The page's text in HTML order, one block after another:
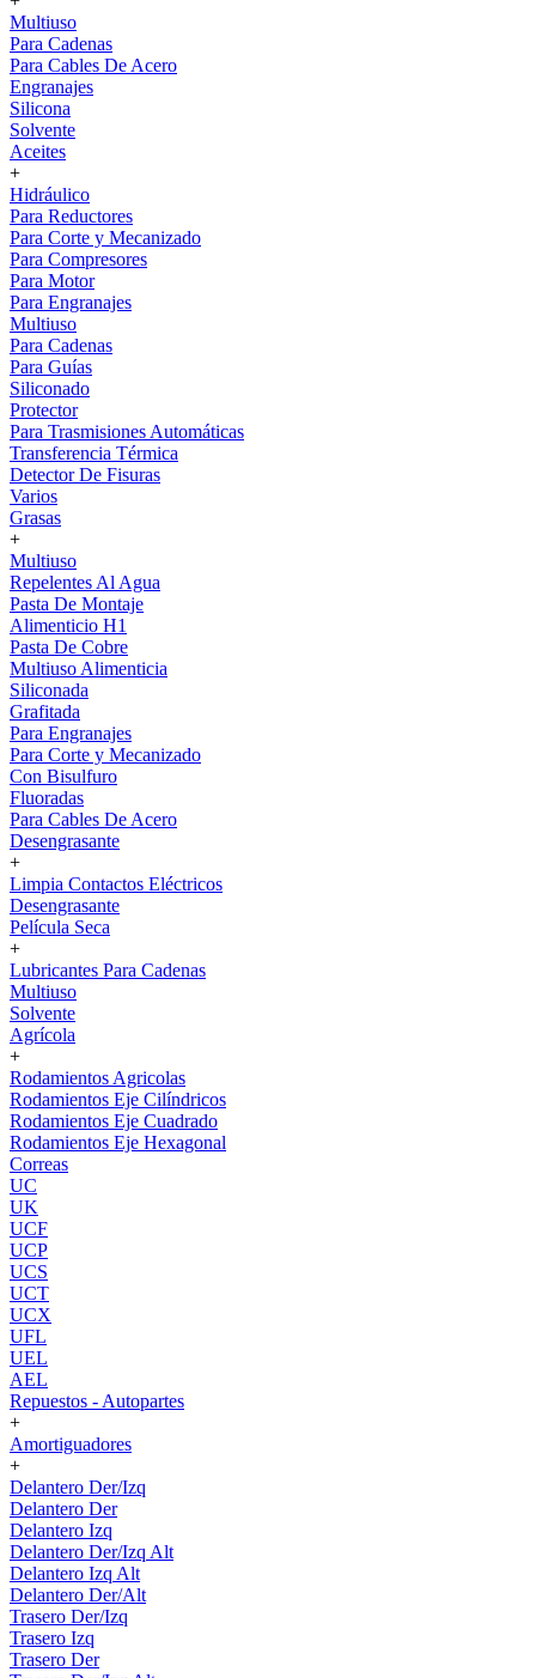
Multiuso
Para Cadenas
Para Cables De Acero
Engranajes
Silicona
Solvente
Aceites
+
Hidráulico
Para Reductores
Para Corte y Mecanizado
Para Compresores
Para Motor
Para Engranajes
Multiuso
Para Cadenas
Para Guías
Siliconado
Protector
Para Trasmisiones Automáticas
Transferencia Térmica
Detector De Fisuras
Varios
Grasas
+
Multiuso
Repelentes Al Agua
Pasta De Montaje
Alimenticio H1
Pasta De Cobre
Multiuso Alimenticia
Siliconada
Grafitada
Para Engranajes
Para Corte y Mecanizado
Con Bisulfuro
Fluoradas
Para Cables De Acero
Desengrasante
+
Limpia Contactos Eléctricos
Desengrasante
Película Seca
+
Lubricantes Para Cadenas
Multiuso
Solvente
Agrícola
+
Rodamientos Agricolas
Rodamientos Eje Cilíndricos
Rodamientos Eje Cuadrado
Rodamientos Eje Hexagonal
Correas
UC
UK
UCF
UCP
UCS
UCT
UCX
UFL
UEL
AEL
Repuestos - Autopartes
+
Amortiguadores
+
Delantero Der/Izq
Delantero Der
Delantero Izq
Delantero Der/Izq Alt
Delantero Izq Alt
Delantero Der/Alt
Trasero Der/Izq
Trasero Izq
Trasero Der